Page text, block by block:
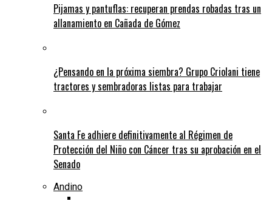
Pijamas y pantuflas: recuperan prendas robadas tras un
allanamiento en Cañada de Gómez
¿Pensando en la próxima siembra? Grupo Criolani tiene
tractores y sembradoras listas para trabajar
Santa Fe adhiere definitivamente al Régimen de
Protección del Niño con Cáncer tras su aprobación en el
Senado
Andino